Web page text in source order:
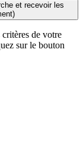
et recevoir les
de votre
sur le bouton